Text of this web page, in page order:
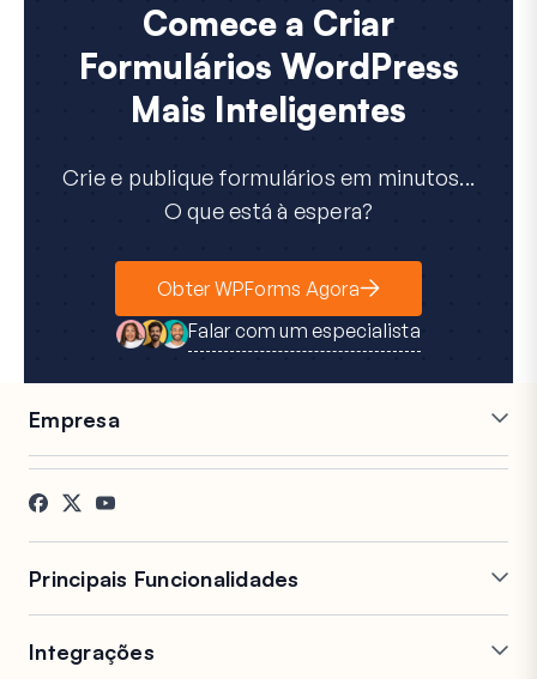
Comece a Criar
Formulários WordPress
Mais Inteligentes
Crie e publique formulários em minutos...
O que está à espera?
Obter WPForms Agora
Falar com um especialista
Empresa
Carreiras
Testemunhos
Afiliados
Principais Funcionalidades
Online
Integrações